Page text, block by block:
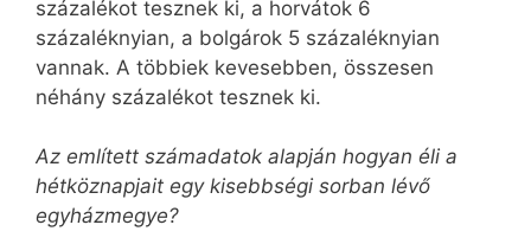
százalékot tesznek ki, a horvátok 6
százaléknyian, a bolgárok 5 százaléknyian
vannak. A többiek kevesebben, összesen
néhány százalékot tesznek ki.
Az említett számadatok alapján hogyan éli a
hétköznapjait egy kisebbségi sorban lévő
egyházmegye?